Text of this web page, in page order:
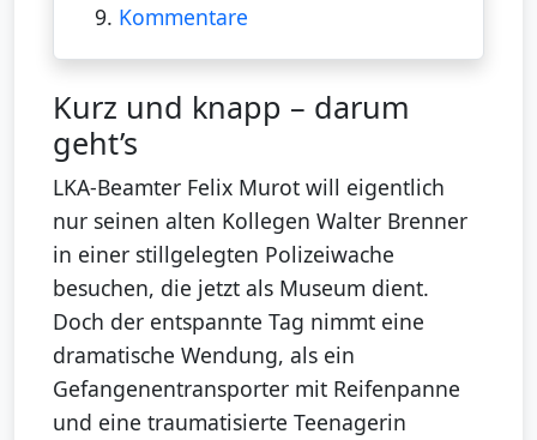
9. Kommentare
Kurz und knapp – darum
geht’s
LKA-Beamter Felix Murot will eigentlich
nur seinen alten Kollegen Walter Brenner
in einer stillgelegten Polizeiwache
besuchen, die jetzt als Museum dient.
Doch der entspannte Tag nimmt eine
dramatische Wendung, als ein
Gefangenentransporter mit Reifenpanne
und eine traumatisierte Teenagerin